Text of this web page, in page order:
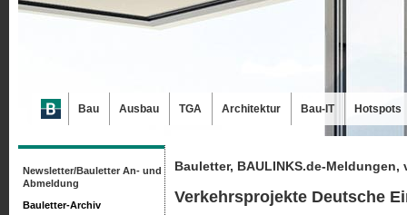
Bauletter, BAULINKS.de-Meldungen,
Verkehrsprojekte Deutsche
Newsletter/Bauletter An- und
Abmeldung
Bauletter-Archiv
Bau Ausbau TGA Architektur Bau-IT Hotspots